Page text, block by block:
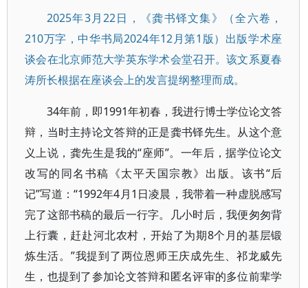
2025年3月22日，《龚书铎文集》（全六卷，
210万字，中华书局2024年12月第1版）出版学术座
谈会在北京师范大学英东学术会堂召开。该文系夏春
涛所长根据在座谈会上的发言提纲整理而成。
34年前，即1991年初春，我进行博士学位论文答
辩，当时主持论文答辩的正是龚书铎先生。从这个意
义上说，龚先生是我的“座师”。一年后，据学位论文
改写的同名书稿《太平天国宗教》出版。该书“后
记”写道：“1992年4月1日凌晨，我带着一种虚脱感写
完了这部书稿的最后一行字。几小时后，我便匆匆背
上行囊，赶赴河北农村，开始了为期8个月的基层锻
炼生活。”我提到了两位恩师王庆成先生、祁龙威先
生，也提到了参加论文答辩和匿名评审的多位前辈学